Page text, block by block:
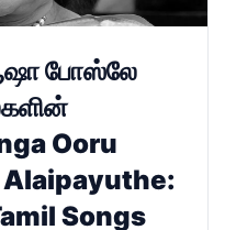
போஸ்லே
Ooru
Alaipayuthe:
Songs